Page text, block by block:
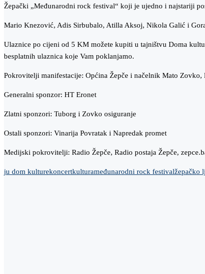
Žepački „Međunarodni rock festival“ koji je ujedno i najstariji
Mario Knezović, Adis Sirbubalo, Atilla Aksoj, Nikola Galić i
Ulaznice po cijeni od 5 KM možete kupiti u tajništvu Doma
besplatnih ulaznica koje Vam poklanjamo.
Pokrovitelji manifestacije: Općina Žepče i načelnik Mato
Generalni sponzor: HT Eronet
Zlatni sponzori: Tuborg i Zovko osiguranje
Ostali sponzori: Vinarija Povratak i Napredak promet
Medijski pokrovitelji: Radio Žepče, Radio postaja Žepče,
ju dom kulturekoncertkulturameđunarodni rock festivalžepačko